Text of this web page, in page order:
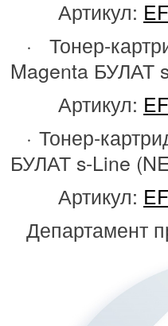
Артикул:
· Тонер-
Magenta БУЛАТ
Артикул:
· Тонер-
БУЛАТ s-Line
Артикул:
Департамент